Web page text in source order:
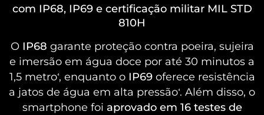
com IP68, IP69 e certificação militar MIL STD
810H
O IP68 garante proteção contra poeira, sujeira
e imersão em água doce por até 30 minutos a
1,5 metro⁴, enquanto o IP69oferece resistência
a jatos de água em alta pressão⁴. Além disso, o
smartphone foi aprovado em 16 testes de